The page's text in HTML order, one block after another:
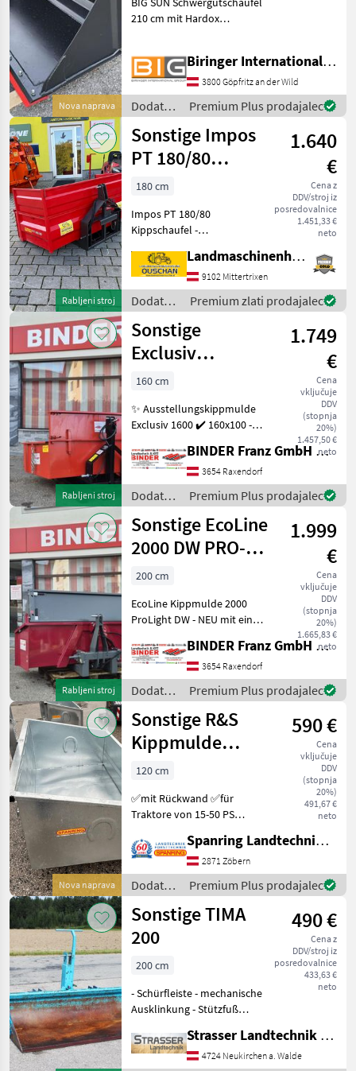
Nova naprava
Hardox Schürfle
210 cm mit Hardox
Dodatna oprema za
traktorje Nakladalna žlica
Biringer International GmbH
3800 Göpfritz an der Wild
Dodatna
oprema
za
traktorje
/
Sonstige
Premium Plus prodajalec
Rabljeni stroj
Sonstige Impos
PT 180/80
Kippschaufel
1.640
€
Cena z
DDV/stroj iz
posredovalnice
1.451,33 €
neto
180 cm
Impos PT 180/80
Kippschaufel -
Tiefe 80cm - Höhe 40cm -
Aufsatzbordwand 40cm -
Pendelrückwand -
Dreipunktanbau Kat I & Kat
II - hydr
Landmaschinenhandel Ouschan Anton
9102 Mittertrixen
Dodatna
oprema
za
traktorje
/
Sonstige
Premium zlati prodajalec
Rabljeni stroj
Sonstige
Exclusiv
Kippmulde 1600
1.749
€
Cena
vključuje
DDV
(stopnja
20%)
1.457,50 €
neto
160 cm
✨ Ausstellungskippmulde
Exclusiv 1600 ✔️ 160x100 -
Innenbreite 160cm x Tiefe
100 cm + 36cm hoch ✔️
Kipplast bzw. Nutzlast 950
kg ✔️ hydraul
BINDER Franz GmbH & CoKG
3654 Raxendorf
Dodatna
oprema
za
traktorje
/
Sonstige
Premium Plus prodajalec
Rabljeni stroj
Sonstige EcoLine
2000 DW PRO-
Light
1.999
€
Cena
vključuje
DDV
(stopnja
20%)
1.665,83 €
neto
200 cm
EcoLine Kippmulde 2000
ProLight DW - NEU mit einer
Aussenbreite 2100mm,
Tiefe 800mm, Höhe
Stirnwand = 600mm,
Eigengewicht : 295kg, Tra
BINDER Franz GmbH & CoKG
3654 Raxendorf
Dodatna
oprema
za
traktorje
/
Sonstige
Premium Plus prodajalec
Nova naprava
Sonstige R&S
Kippmulde
120x85 & 140x85
mech, verzinkt
590 €
Cena
vključuje
DDV
(stopnja
20%)
491,67 €
neto
120 cm
✅mit Rückwand ✅für
Traktore von 15-50 PS
--> EUR 685, -- Dodatna
oprema za traktorje
Nakladalna žlica
Spanring Landtechnik Gmbh
2871 Zöbern
Dodatna
oprema
za
traktorje
/
Sonstige
Premium Plus prodajalec
Sonstige TIMA
200
490 €
Cena z
DDV/stroj iz
posredovalnice
433,63 €
neto
200 cm
- Schürfleiste - mechanische
Ausklinkung - Stützfuß
Dodatna oprema za
traktorje Nakladalna žlica
Strasser Landtechnik GmbH
4724 Neukirchen a. Walde